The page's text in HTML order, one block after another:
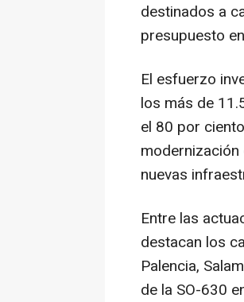
destinados a
presupuesto
El esfuerzo
los más de
el 80 por
nuevas
Entre las
destacan los
Palencia,
de la SO-630